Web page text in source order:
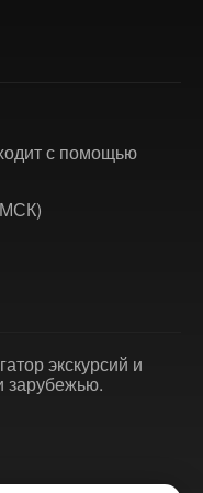
с помощью
экскурсий и
зарубежью.